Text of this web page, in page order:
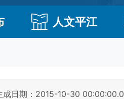
人文平江
成日期：2015-10-30 00:00:00.0